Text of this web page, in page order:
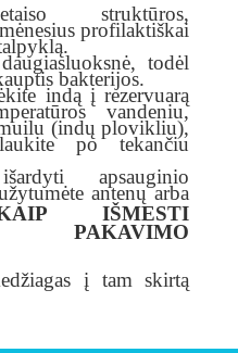
struktūros,
profilaktiškai
todėl
bakterijos.
indą į rezervuarą
vandeniu,
(indų plovikliu),
po tekančiu
apsauginio
antenų arba
IŠMESTI
PAKAVIMO
į tam skirtą